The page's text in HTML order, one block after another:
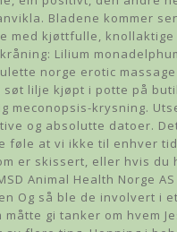
Bladene kommer
med kjøttfulle,
Lilium
norge erotic
søt lilje kjøpt i potte på
meconopsis-krysning.
og absolutte datoer.
føle at vi ikke til enhver
er skissert, eller hvis du
Animal Health Norge
Og så ble de involvert i
gi tanker om hvem